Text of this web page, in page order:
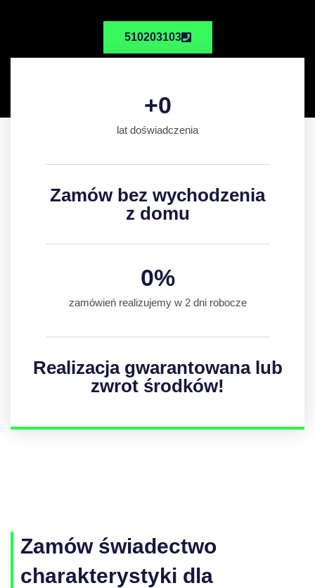
510203103
lat doświadczenia
+0
Zamów bez wychodzenia
z domu
zamówień realizujemy w 2 dni robocze
0%
Realizacja gwarantowana lub
zwrot środków!
Zamów świadectwo
charakterystyki dla